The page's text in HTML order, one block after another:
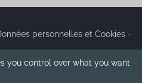
personnelles et Cookies -
du site
you control over what you want